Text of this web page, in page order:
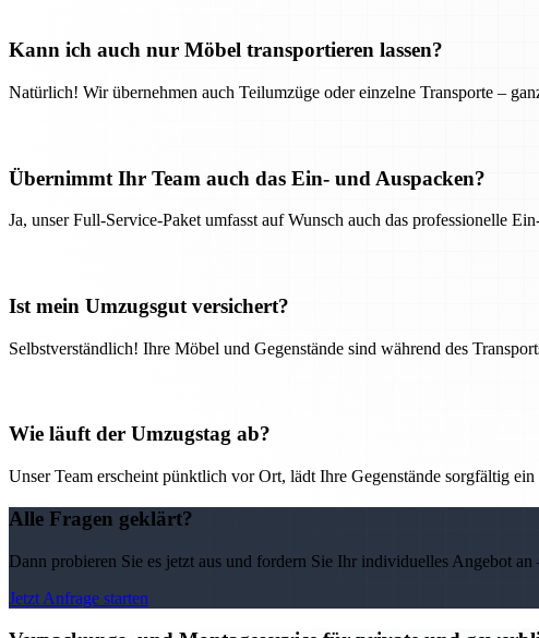
Kann ich auch nur Möbel transportieren lassen?
Natürlich! Wir übernehmen auch Teilumzüge oder einzelne Transporte –
Übernimmt Ihr Team auch das Ein- und Auspacken?
Ja, unser Full-Service-Paket umfasst auf Wunsch auch das professionelle
Ist mein Umzugsgut versichert?
Selbstverständlich! Ihre Möbel und Gegenstände sind während des
Wie läuft der Umzugstag ab?
Unser Team erscheint pünktlich vor Ort, lädt Ihre Gegenstände sorgfältig
Alle Fragen geklärt?
Dann probieren Sie es jetzt aus und fordern Sie Ihr individuelles Angebot
Jetzt Anfrage starten